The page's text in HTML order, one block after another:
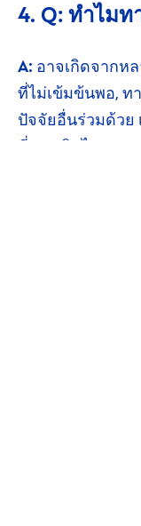
4. Q: ทำไม
A: อาจเกิดจากห
ที่ไม่เข้มข้นพอ, ท
ปัจจัยอื่นร่วมด้วย
ที่แรง
เกินไป